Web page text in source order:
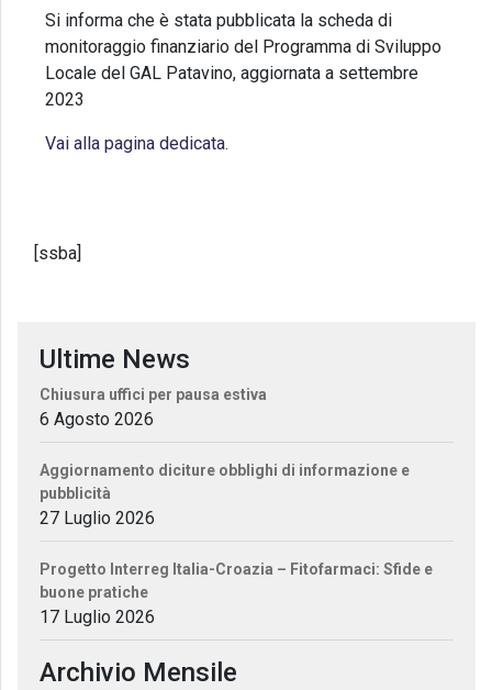
Si informa che è stata pubblicata la scheda di
monitoraggio finanziario del Programma di Sviluppo
Locale del GAL Patavino, aggiornata a settembre
2023
Vai alla pagina dedicata.
[ssba]
Ultime News
Chiusura uffici per pausa estiva
6 Agosto 2026
Aggiornamento diciture obblighi di informazione e
pubblicità
27 Luglio 2026
Progetto Interreg Italia-Croazia – Fitofarmaci: Sfide e
buone pratiche
17 Luglio 2026
Archivio Mensile